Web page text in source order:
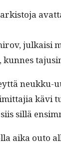
julka­isi
sil­lä
aika outo